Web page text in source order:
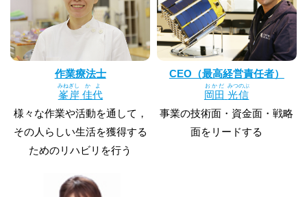
作業療法士
峯岸
みねぎし
佳代
かよ
様々な作業や活動を通して，
その人らしい生活を獲得する
ためのリハビリを行う
CEO（最高経営責任者）
岡田
おかだ
光信
みつのぶ
事業の技術面・資金面・戦略
面をリードする